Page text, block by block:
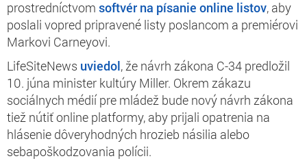
prostredníctvom softvér na písanie online listov, aby
poslali vopred pripravené listy poslancom a premiérovi
Markovi Carneyovi.
LifeSiteNews uviedol, že návrh zákona C-34 predložil
10. júna minister kultúry Miller. Okrem zákazu
sociálnych médií pre mládež bude nový návrh zákona
tiež nútiť online platformy, aby prijali opatrenia na
hlásenie dôveryhodných hrozieb násilia alebo
sebapoškodzovania polícii.